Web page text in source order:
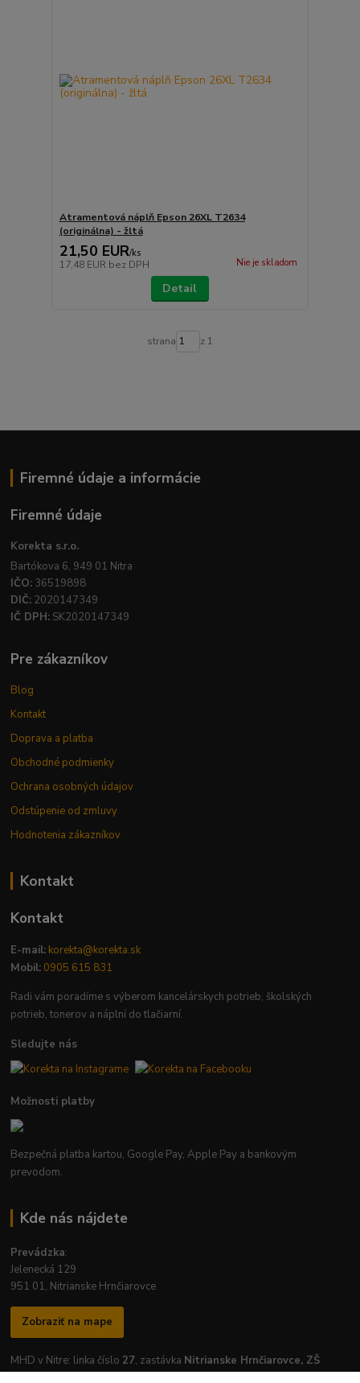
Atramentová náplň Epson 26XL T2634
(originálna) - žltá
21,50 EUR/ks
17,48 EUR bez DPH Nie je skladom
Detail
strana z 1
Firemné údaje a informácie
Firemné údaje
Korekta s.r.o.
Bartókova 6, 949 01 Nitra
IČO: 36519898
DIČ: 2020147349
IČ DPH: SK2020147349
Pre zákazníkov
Blog
Kontakt
Doprava a platba
Obchodné podmienky
Ochrana osobných údajov
Odstúpenie od zmluvy
Hodnotenia zákazníkov
Kontakt
Kontakt
E-mail: korekta@korekta.sk
Mobil: 0905 615 831
Radi vám poradíme s výberom kancelárskych potrieb, školských
potrieb, tonerov a náplní do tlačiarní.
Sledujte nás
Možnosti platby
Bezpečná platba kartou, Google Pay, Apple Pay a bankovým
prevodom.
Kde nás nájdete
Prevádzka:
Jelenecká 129
951 01, Nitrianske Hrnčiarovce
Zobraziť na mape
MHD v Nitre: linka číslo 27, zastávka Nitrianske Hrnčiarovce, ZŠ